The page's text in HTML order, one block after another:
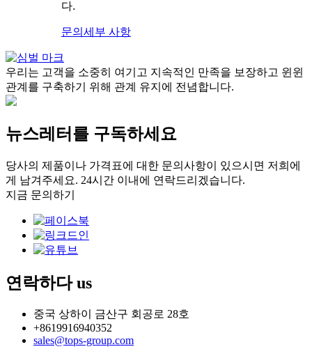
다.
문의 세부 사항
우리는 고객을 소중히 여기고 지속적인 만족을 보장하고 윈윈
관계를 구축하기 위해 관계 유지에 전념합니다.
뉴스레터를 구독하세요
당사의 제품이나 가격표에 대한 문의사항이 있으시면 저희에
게 남겨주세요. 24시간 이내에 연락드리겠습니다.
지금 문의하기
연락하다us
중국 상하이 금산구 회공로 28호
+8619916940352
sales@tops-group.com